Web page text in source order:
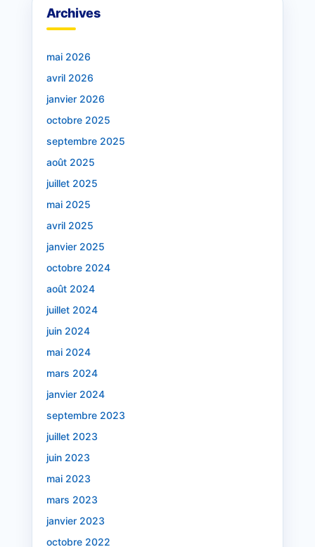
Archives
mai 2026
avril 2026
janvier 2026
octobre 2025
septembre 2025
août 2025
juillet 2025
mai 2025
avril 2025
janvier 2025
octobre 2024
août 2024
juillet 2024
juin 2024
mai 2024
mars 2024
janvier 2024
septembre 2023
juillet 2023
juin 2023
mai 2023
mars 2023
janvier 2023
octobre 2022